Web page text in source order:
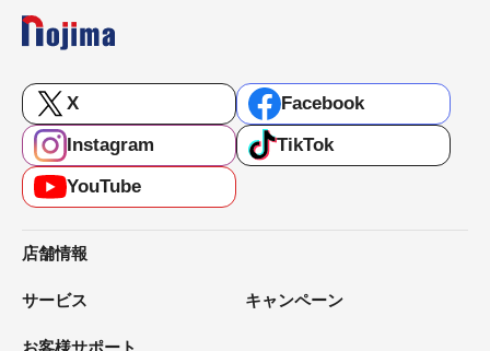
X
Facebook
Instagram
TikTok
YouTube
店舗情報
サービス キャンペーン
お客様サポート